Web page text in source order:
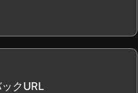
クURL